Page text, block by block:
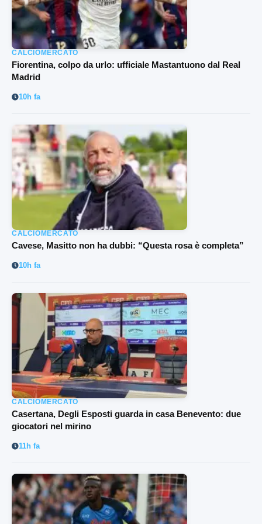
CALCIOMERCATO
Fiorentina, colpo da urlo: ufficiale Mastantuono dal Real
Madrid
10h fa
CALCIOMERCATO
Cavese, Masitto non ha dubbi: “Questa rosa è completa”
10h fa
CALCIOMERCATO
Casertana, Degli Esposti guarda in casa Benevento: due
giocatori nel mirino
11h fa